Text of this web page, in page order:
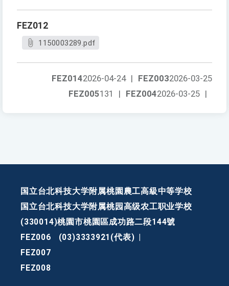
FEZ012
1150003289.pdf
FEZ0032026-03-25
FEZ0142026-04-24 |
FEZ0042026-03-25 |
FEZ005131 |
国立台北科技大学附属桃園農工高級中等学校
国立台北科技大学附属桃园高级农工职业学校
(330014)桃園市桃園區成功路二段144號
FEZ006
(03)3333921(代表)
FEZ007
FEZ008